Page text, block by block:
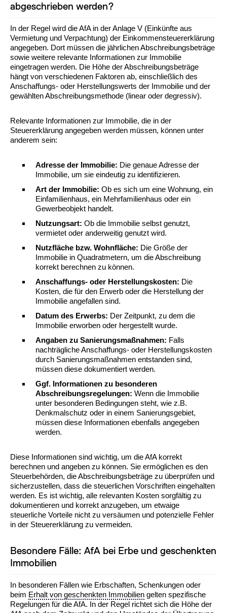
abgeschrieben werden?
In der Regel wird die AfA in der Anlage V (Einkünfte aus
Vermietung und Verpachtung) der Einkommensteuererklärung
angegeben. Dort müssen die jährlichen Abschreibungsbeträge
sowie weitere relevante Informationen zur Immobilie
eingetragen werden. Die Höhe der Abschreibungsbeträge
hängt von verschiedenen Faktoren ab, einschließlich des
Anschaffungs- oder Herstellungswerts der Immobilie und der
gewählten Abschreibungsmethode (linear oder degressiv).
Relevante Informationen zur Immobilie, die in der
Steuererklärung angegeben werden müssen, können unter
anderem sein:
Adresse der Immobilie: Die genaue Adresse der
Immobilie, um sie eindeutig zu identifizieren.
Art der Immobilie: Ob es sich um eine Wohnung, ein
Einfamilienhaus, ein Mehrfamilienhaus oder ein
Gewerbeobjekt handelt.
Nutzungsart: Ob die Immobilie selbst genutzt,
vermietet oder anderweitig genutzt wird.
Nutzfläche bzw. Wohnfläche: Die Größe der
Immobilie in Quadratmetern, um die Abschreibung
korrekt berechnen zu können.
Anschaffungs- oder Herstellungskosten: Die
Kosten, die für den Erwerb oder die Herstellung der
Immobilie angefallen sind.
Datum des Erwerbs: Der Zeitpunkt, zu dem die
Immobilie erworben oder hergestellt wurde.
Angaben zu Sanierungsmaßnahmen: Falls
nachträgliche Anschaffungs- oder Herstellungskosten
durch Sanierungsmaßnahmen entstanden sind,
müssen diese dokumentiert werden.
Ggf. Informationen zu besonderen
Abschreibungsregelungen: Wenn die Immobilie
unter besonderen Bedingungen steht, wie z.B.
Denkmalschutz oder in einem Sanierungsgebiet,
müssen diese Informationen ebenfalls angegeben
werden.
Diese Informationen sind wichtig, um die AfA korrekt
berechnen und angeben zu können. Sie ermöglichen es den
Steuerbehörden, die Abschreibungsbeträge zu überprüfen und
sicherzustellen, dass die steuerlichen Vorschriften eingehalten
werden. Es ist wichtig, alle relevanten Kosten sorgfältig zu
dokumentieren und korrekt anzugeben, um etwaige
steuerliche Vorteile nicht zu versäumen und potenzielle Fehler
in der Steuererklärung zu vermeiden.
Besondere Fälle: AfA bei Erbe und geschenkten
Immobilien
In besonderen Fällen wie Erbschaften, Schenkungen oder
beim Erhalt von geschenkten Immobilien gelten spezifische
Regelungen für die AfA. In der Regel richtet sich die Höhe der